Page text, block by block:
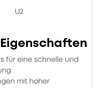
U2
für eine schnelle und
mit hoher